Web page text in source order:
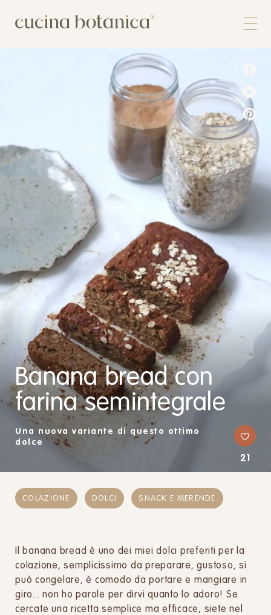
Shop
Banana bread con
farina semintegrale
Una nuova variante di questo ottimo
dolce
21
COLAZIONE DOLCI SNACK E MERENDE
Il banana bread è uno dei miei dolci preferiti per la
colazione, semplicissimo da preparare, gustoso, si
può congelare, è comodo da portare e mangiare in
giro... non ho parole per dirvi quanto lo adoro! Se
cercate una ricetta semplice ma efficace, siete nel